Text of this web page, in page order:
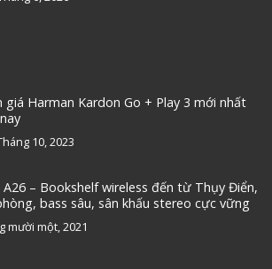
giá Harman Kardon Go + Play 3 mới nhất
10, 2023
A26 – Bookshelf wireless đến từ Thụy Điển,
bass sâu, sân khấu stereo cực vững
mười một, 2021